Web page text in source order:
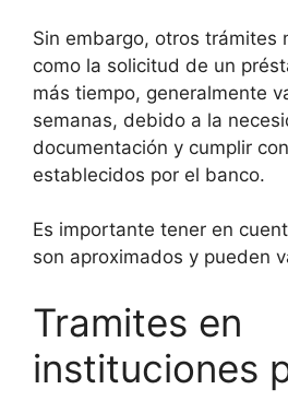
Sin embargo, otros trámites
como la solicitud de un
más tiempo, generalmente
semanas, debido a la
documentación y cumplir
establecidos por el banco.
Es importante tener en
son aproximados y pueden
Tramites en
instituciones